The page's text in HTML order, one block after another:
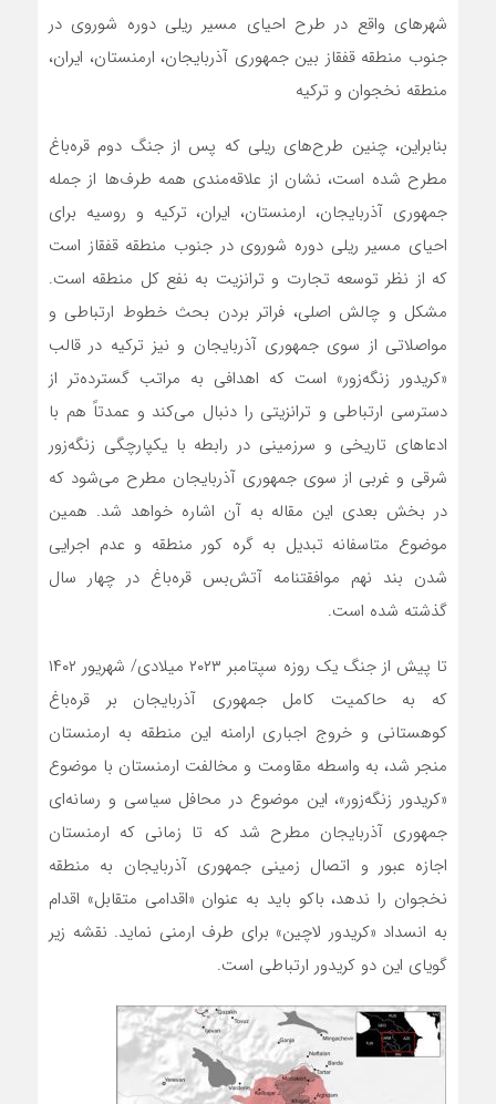
شهرهای واقع در طرح احیای مسیر ریلی دوره شوروی در
جنوب منطقه قفقاز بین جمهوری آذربایجان، ارمنستان، ایران،
منطقه نخجوان و ترکیه
بنابراین، چنین طرح‌های ریلی که پس از جنگ دوم ‌قره‌باغ
مطرح شده است، نشان از علاقه‌مندی همه طرف‌ها از جمله
جمهوری آذربایجان، ارمنستان، ایران، ترکیه و روسیه برای
احیای مسیر ریلی دوره شوروی در جنوب منطقه قفقاز است
که از نظر توسعه تجارت و ترانزیت به نفع کل منطقه است.
مشکل و چالش اصلی، فراتر بردن بحث خطوط ارتباطی و
مواصلاتی از سوی جمهوری آذربایجان و نیز ترکیه در قالب
«کریدور زنگه‌زور» است که اهدافی به مراتب گسترده‌تر از
دسترسی ارتباطی و ترانزیتی را دنبال می‌کند و عمدتاً هم با
ادعاهای تاریخی و سرزمینی در رابطه با یکپارچگی زنگه‌زور
شرقی و غربی از سوی جمهوری آذربایجان مطرح می‌شود که
در بخش بعدی این مقاله به آن اشاره خواهد شد. همین
موضوع متاسفانه تبدیل به گره کور منطقه و عدم اجرایی
شدن بند نهم موافقتنامه ‌آتش‌بس ‌قره‌باغ در چهار سال
گذشته شده است.
تا پیش از جنگ یک روزه سپتامبر ۲۰۲۳ میلادی/ شهریور ۱۴۰۲
که به حاکمیت کامل جمهوری آذربایجان بر ‌قره‌باغ
کوهستانی و خروج اجباری ارامنه این منطقه به ارمنستان
منجر شد، به واسطه مقاومت و مخالفت ارمنستان با موضوع
«کریدور زنگه‌زور»، این موضوع در محافل سیاسی و رسانه‌ای
جمهوری آذربایجان مطرح شد که تا زمانی که ارمنستان
اجازه عبور و اتصال زمینی جمهوری آذربایجان به منطقه
نخجوان را ندهد، باکو باید به عنوان «اقدامی متقابل» اقدام
به انسداد «کریدور لاچین» برای طرف ارمنی نماید. نقشه زیر
گویای این دو کریدور ارتباطی است.